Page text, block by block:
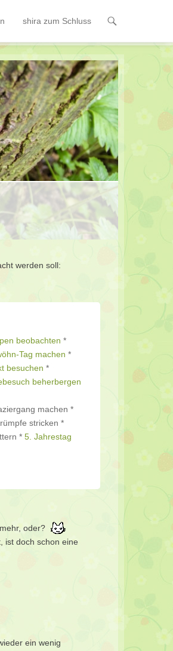
shira zum Schluss
werden soll:
beobachten *
Tag machen *
besuchen *
beherbergen
machen *
stricken *
* 5. Jahrestag
oder?
ist doch schon eine
ein wenig